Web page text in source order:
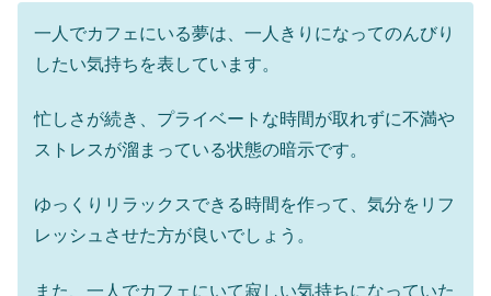
一人でカフェにいる夢は、一人きりになってのんびり
したい気持ちを表しています。
忙しさが続き、プライベートな時間が取れずに不満や
ストレスが溜まっている状態の暗示です。
ゆっくりリラックスできる時間を作って、気分をリフ
レッシュさせた方が良いでしょう。
また、一人でカフェにいて寂しい気持ちになっていた